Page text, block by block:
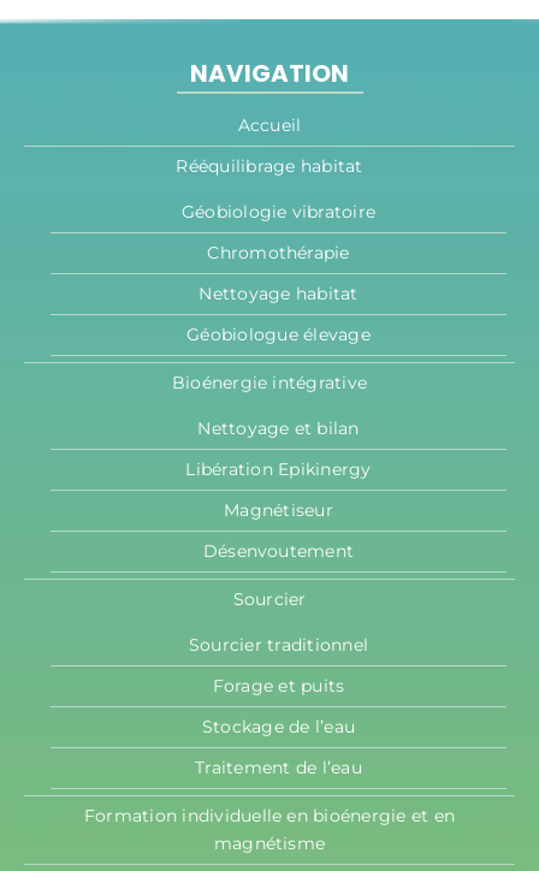
NAVIGATION
Accueil
Rééquilibrage habitat
Géobiologie vibratoire
Chromothérapie
Nettoyage habitat
Géobiologue élevage
Bioénergie intégrative
Nettoyage et bilan
Libération Epikinergy
Magnétiseur
Désenvoutement
Sourcier
Sourcier traditionnel
Forage et puits
Stockage de l’eau
Traitement de l’eau
Formation individuelle en bioénergie et en
magnétisme